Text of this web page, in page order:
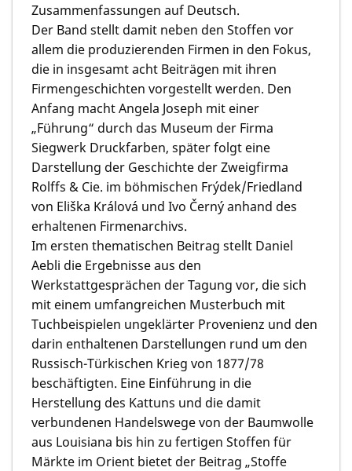
Zusammenfassungen auf Deutsch.
Der Band stellt damit neben den Stoffen vor
allem die produzierenden Firmen in den Fokus,
die in insgesamt acht Beiträgen mit ihren
Firmengeschichten vorgestellt werden. Den
Anfang macht Angela Joseph mit einer
„Führung“ durch das Museum der Firma
Siegwerk Druckfarben, später folgt eine
Darstellung der Geschichte der Zweigfirma
Rolffs & Cie. im böhmischen Frýdek/Friedland
von Eliška Králová und Ivo Černý anhand des
erhaltenen Firmenarchivs.
Im ersten thematischen Beitrag stellt Daniel
Aebli die Ergebnisse aus den
Werkstattgesprächen der Tagung vor, die sich
mit einem umfangreichen Musterbuch mit
Tuchbeispielen ungeklärter Provenienz und den
darin enthaltenen Darstellungen rund um den
Russisch-Türkischen Krieg von 1877/78
beschäftigten. Eine Einführung in die
Herstellung des Kattuns und die damit
verbundenen Handelswege von der Baumwolle
aus Louisiana bis hin zu fertigen Stoffen für
Märkte im Orient bietet der Beitrag „Stoffe